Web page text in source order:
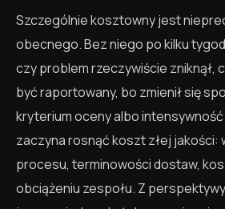
Szczególnie kosztowny jest
obecnego. Bez niego po kilku
czy problem rzeczywiście zniknął,
być raportowany, bo zmienił się
kryterium oceny albo intensywność
zaczyna rosnąć koszt złej jakości:
procesu, terminowości dostaw,
obciążeniu zespołu. Z